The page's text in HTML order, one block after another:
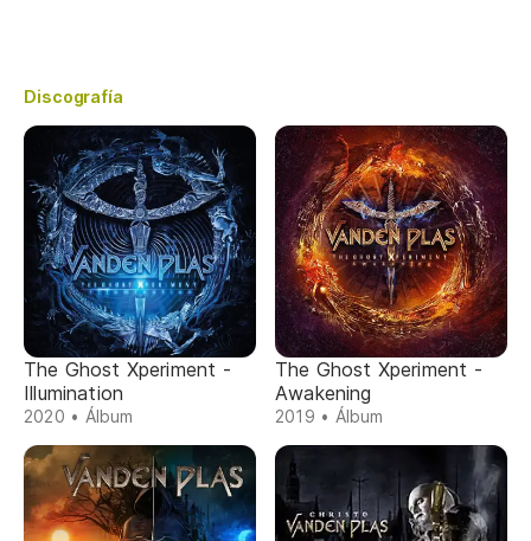
Discografía
The Ghost Xperiment -
Illumination
2020 • Álbum
The Ghost Xperiment -
Awakening
2019 • Álbum